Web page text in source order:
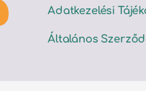
Adatkezelési
Általános